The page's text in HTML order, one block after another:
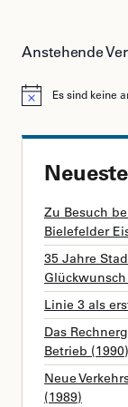
Anstehende
HinweisEs sind keine
Zu Besuch
Bielefelder
35 Jahre
Linie 3 als
Das
Betrieb (1990)
Neue
(1989)